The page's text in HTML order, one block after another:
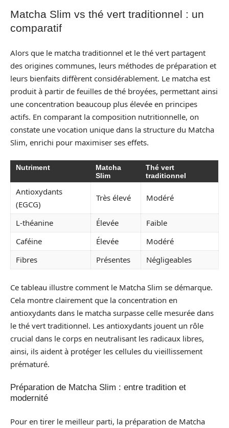
Matcha Slim vs thé vert traditionnel : un
comparatif
Alors que le matcha traditionnel et le thé vert partagent
des origines communes, leurs méthodes de préparation et
leurs bienfaits diffèrent considérablement. Le matcha est
produit à partir de feuilles de thé broyées, permettant ainsi
une concentration beaucoup plus élevée en principes
actifs. En comparant la composition nutritionnelle, on
constate une vocation unique dans la structure du Matcha
Slim, enrichi pour maximiser ses effets.
Nutriment
Matcha
Slim
Thé vert
traditionnel
Antioxydants
(EGCG)
Très élevé Modéré
L-théanine Élevée
Faible
Caféine
Élevée
Modéré
Fibres
Présentes Négligeables
Ce tableau illustre comment le Matcha Slim se démarque.
Cela montre clairement que la concentration en
antioxydants dans le matcha surpasse celle mesurée dans
le thé vert traditionnel. Les antioxydants jouent un rôle
crucial dans le corps en neutralisant les radicaux libres,
ainsi, ils aident à protéger les cellules du vieillissement
prématuré.
Préparation de Matcha Slim : entre tradition et
modernité
Pour en tirer le meilleur parti, la préparation de Matcha